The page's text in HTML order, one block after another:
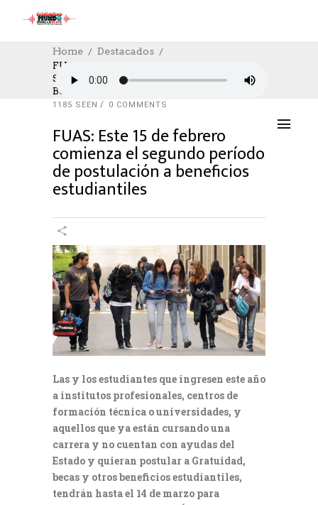
Home
Destacados
FUAS: Este 15 De Febrero Comienza El
Segundo Período De Postulación A
Beneficios Estudiantiles
DESTACADOS EDUCACION,SOCIAL,SOCIAL
16/02/2024
1185 SEEN
0 COMMENTS
FUAS: Este 15 de febrero
comienza el segundo período
de postulación a beneficios
estudiantiles
Las y los estudiantes que ingresen este año
a institutos profesionales, centros de
formación técnica o universidades, y
aquellos que ya están cursando una
carrera y no cuentan con ayudas del
Estado y quieran postular a Gratuidad,
becas y otros beneficios estudiantiles,
tendrán hasta el 14 de marzo para